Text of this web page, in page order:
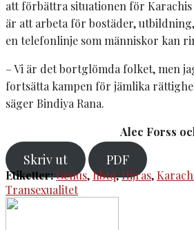
att förbättra situationen för
är att arbeta för bostäder,
en telefonlinje som människor kan
– Vi är det bortglömda folket, men
fortsätta kampen för jämlika
säger Bindiya Rana.
Alec Forss
Skriv ut PDF
Etiketter:Genus,hbtq,Hijras,
Transexualitet